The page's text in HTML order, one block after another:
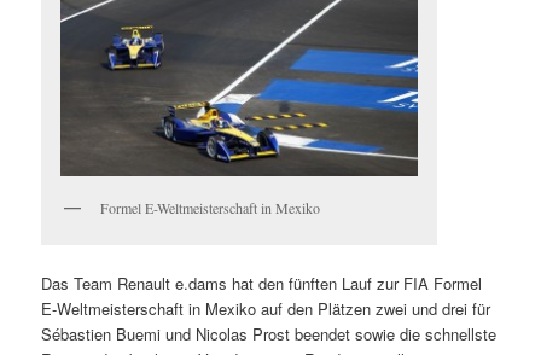
Formel E-Weltmeisterschaft in Mexiko
Das Team Renault e.dams hat den fünften Lauf zur FIA Formel
E-Weltmeisterschaft in Mexiko auf den Plätzen zwei und drei für
Sébastien Buemi und Nicolas Prost beendet sowie die schnellste